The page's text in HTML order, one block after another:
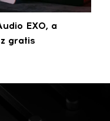
EXO, a
gratis